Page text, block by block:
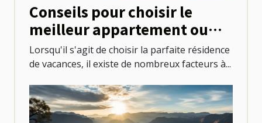
Conseils pour choisir le
meilleur appartement ou
villa avec piscine à Saint-
Martin
Lorsqu'il s'agit de choisir la parfaite résidence
de vacances, il existe de nombreux facteurs à...